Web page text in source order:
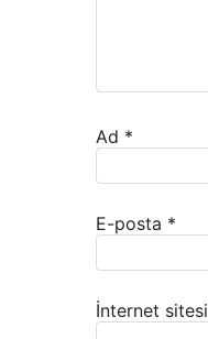
Ad *
E-posta *
İnternet sitesi